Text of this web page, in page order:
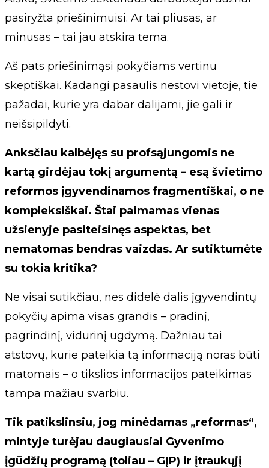
pasiryžta priešinimuisi. Ar tai pliusas, ar
minusas – tai jau atskira tema.
Aš pats priešinimąsi pokyčiams vertinu
skeptiškai. Kadangi pasaulis nestovi vietoje, tie
pažadai, kurie yra dabar dalijami, jie gali ir
neišsipildyti.
Anksčiau kalbėjęs su profsąjungomis ne
kartą girdėjau tokį argumentą – esą švietimo
reformos įgyvendinamos fragmentiškai, o ne
kompleksiškai. Štai paimamas vienas
užsienyje pasiteisinęs aspektas, bet
nematomas bendras vaizdas. Ar sutiktumėte
su tokia kritika?
Ne visai sutikčiau, nes didelė dalis įgyvendintų
pokyčių apima visas grandis – pradinį,
pagrindinį, vidurinį ugdymą. Dažniau tai
atstovų, kurie pateikia tą informaciją noras būti
matomais – o tikslios informacijos pateikimas
tampa mažiau svarbiu.
Tik patikslinsiu, jog minėdamas „reformas“,
mintyje turėjau daugiausiai Gyvenimo
įgūdžių programą (toliau – GĮP) ir įtraukųjį